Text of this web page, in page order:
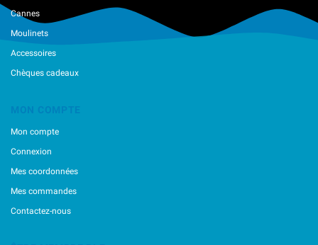
Cannes
Moulinets
Accessoires
Chèques cadeaux
MON COMPTE
Mon compte
Connexion
Mes coordonnées
Mes commandes
Contactez-nous